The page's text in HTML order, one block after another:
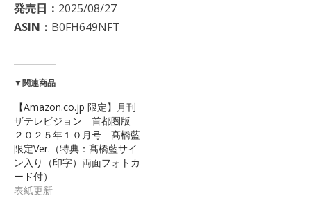
発売日： 2025/08/27
ASIN： B0FH649NFT
▼関連商品
【Amazon.co.jp 限定】月刊
ザテレビジョン 首都圏版
２０２５年１０月号 髙橋藍
限定Ver.（特典：髙橋藍サイ
ン入り（印字）両面フォトカ
ード付）
表紙更新